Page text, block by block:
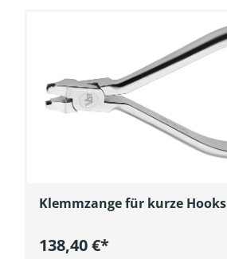
Klemmzange für kurze Hooks
138,40 €*